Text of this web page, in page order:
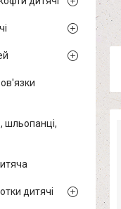
шльопанці,
дитячі